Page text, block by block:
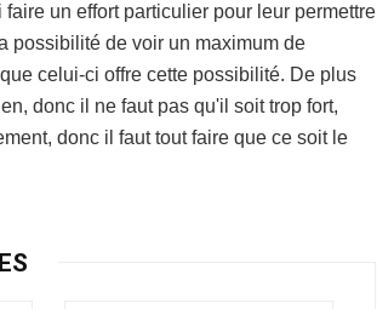
un effort particulier pour leur permettre
possibilité de voir un maximum de
celui-ci offre cette possibilité. De plus
donc il ne faut pas qu'il soit trop fort,
donc il faut tout faire que ce soit le